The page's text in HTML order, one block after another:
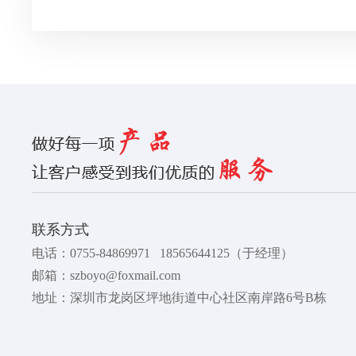
联系方式
电话：0755-84869971 18565644125 （于经理）
邮箱：szboyo@foxmail.com
地址：深圳市龙岗区坪地街道中心社区南岸路6号B栋